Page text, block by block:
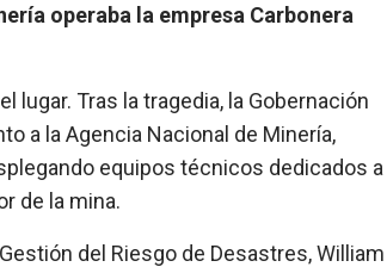
operaba la empresa Carbonera
lugar. Tras la tragedia, la Gobernación
a la Agencia Nacional de Minería,
equipos técnicos dedicados a
de la mina.
del Riesgo de Desastres, William